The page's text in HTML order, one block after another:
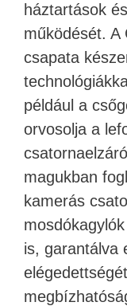
háztartások
működését. A
csapata
például a
orvosolja a
magukban
kamerás
is, garantálva